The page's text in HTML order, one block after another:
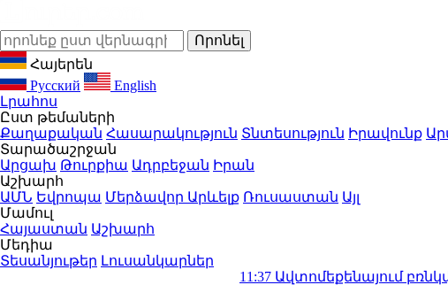
Հայերեն
Русский
English
Լրահոս
Ըստ թեմաների
Քաղաքական Հասարակություն Տնտեսություն Իրավունք
Տարածաշրջան
Արցախ Թուրքիա Ադրբեջան Իրան
Աշխարհ
ԱՄՆ Եվրոպա Մերձավոր Արևելք Ռուսաստան Այլ
Մամուլ
Հայաստան Աշխարհ
Մեդիա
Տեսանյութեր Լուսանկարներ
Ավտոմեքենայում բռնկված